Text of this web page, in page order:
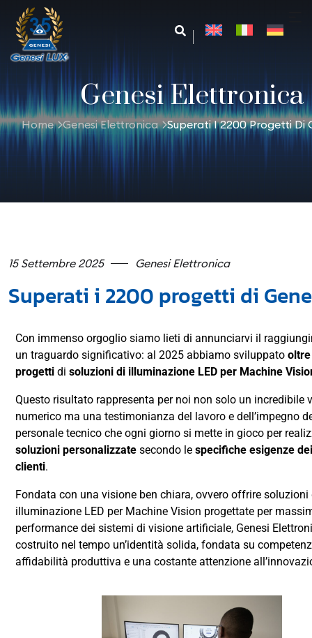
Genesi Elettronica
Home Genesi Elettronica Superati I 2200 Progetti Di
15 Settembre 2025 Genesi Elettronica
Superati i 2200 progetti di
Con immenso orgoglio siamo lieti di annunciarvi il
un traguardo significativo: al 2025 abbiamo sviluppato
progetti di soluzioni di illuminazione LED per Machine
Questo risultato rappresenta per noi non solo un incredibile
numerico ma una testimonianza del lavoro e dell’impegno
personale tecnico che ogni giorno si mette in gioco per
soluzioni personalizzate secondo le specifiche esigenze
clienti.
Fondata con una visione ben chiara, ovvero offrire soluzioni
illuminazione LED per Machine Vision progettate per
performance dei sistemi di visione artificiale, Genesi
costruito nel tempo un’identità solida, fondata su
affidabilità produttiva e una costante attenzione
Informativa sulla raccolta
Le tue preferenze relative alla privacy